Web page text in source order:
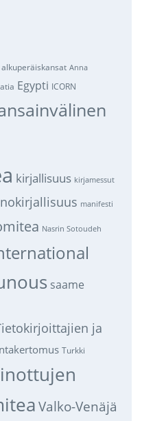
alkuperäiskansat Anna
Egypti ICORN
kirjallisuus kirjamessut
manifesti
Nasrin Sotoudeh
saame
ja
Turkki
Valko-Venäjä